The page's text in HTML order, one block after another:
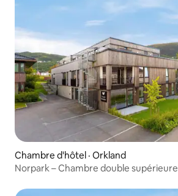
Chambre d'hôtel · Orkland
Norpark – Chambre double supérieure